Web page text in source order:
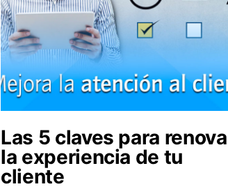
Las 5 claves para
la experiencia de tu
cliente